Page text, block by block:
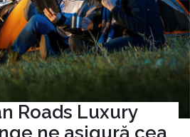
Roads Luxury